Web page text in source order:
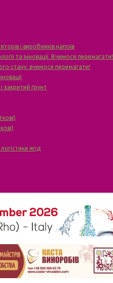
і виробників напоїв
та інновації. Вчимося перемагати!
стану: вчимося перемагати!
закритий ґрунт
ягід